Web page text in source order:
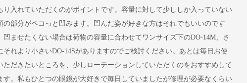
り入れていただくのがポイントです。容量に対して少ししか入っていない
の部分がペコっと凹みます。凹んだ姿が好きな方はそれでもいいのです
凹ませたくない場合は荷物の容量に合わせてワンサイズ下のDO-14M、さ
それより小さいDO-14Sがありますのでご検討ください。あとは毎日お使
ただきたいところを、少しローテーションしていただくのをおすすめして
す。私もひとつの眼鏡が大好きで毎日していましたが修理が必要なくらい